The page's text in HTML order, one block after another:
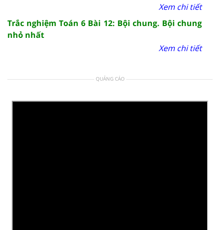
Xem chi tiết
Trắc nghiệm Toán 6 Bài 12: Bội chung. Bội chung
nhỏ nhất
Xem chi tiết
QUẢNG CÁO